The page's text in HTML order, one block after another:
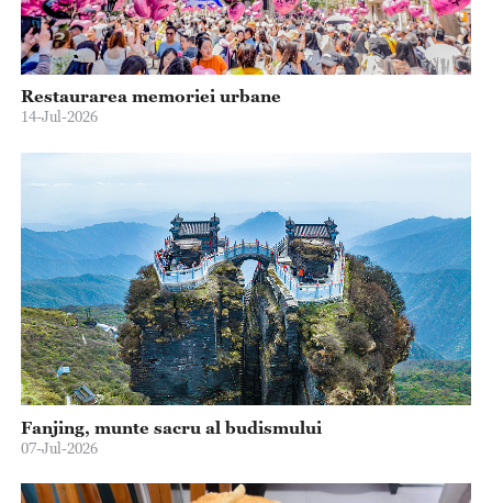
Restaurarea memoriei urbane
14-Jul-2026
Fanjing, munte sacru al budismului
07-Jul-2026